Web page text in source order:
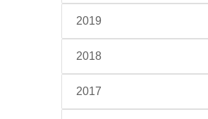
2019
2018
2017